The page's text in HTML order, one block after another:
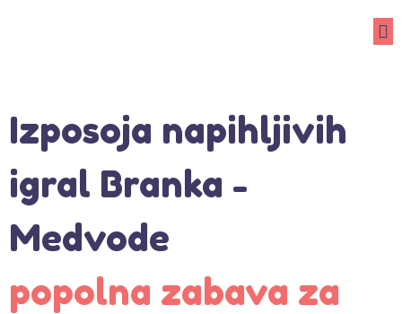
Izposoja napihljivih
igral Branka -
Medvode
popolna zabava za